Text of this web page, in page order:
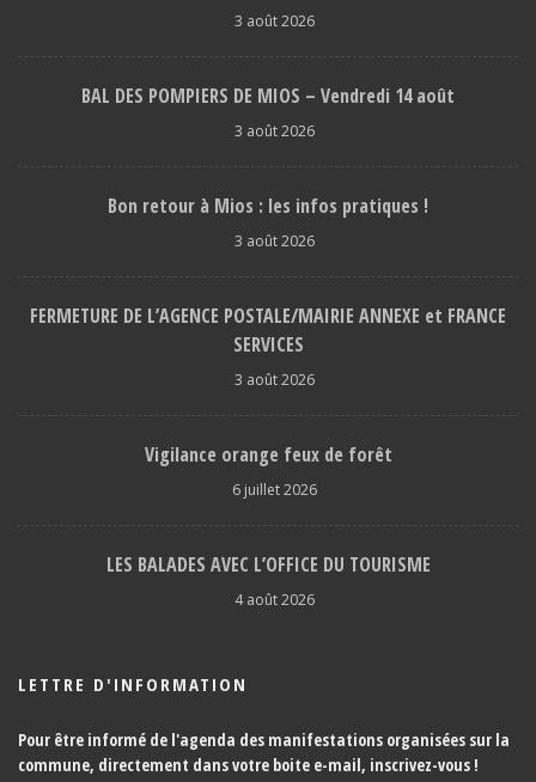
3 août 2026
BAL DES POMPIERS DE MIOS – Vendredi 14 août
3 août 2026
Bon retour à Mios : les infos pratiques !
3 août 2026
FERMETURE DE L’AGENCE POSTALE/MAIRIE ANNEXE et FRANCE
SERVICES
3 août 2026
Vigilance orange feux de forêt
6 juillet 2026
LES BALADES AVEC L’OFFICE DU TOURISME
4 août 2026
LETTRE D'INFORMATION
Pour être informé de l'agenda des manifestations organisées sur la
commune, directement dans votre boite e-mail, inscrivez-vous !